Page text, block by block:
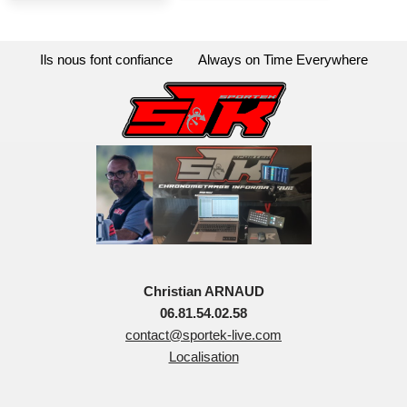
Ils nous font confiance Always on Time Everywhere
Christian ARNAUD
06.81.54.02.58
contact@sportek-live.com
Localisation